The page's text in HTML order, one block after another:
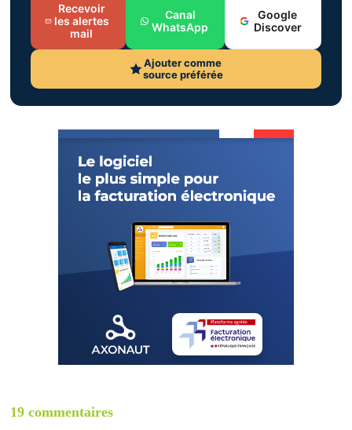
Recevoir
les alertes
mail
Canal
WhatsApp
Google
Discover
Ajouter comme
source préférée
19 commentaires